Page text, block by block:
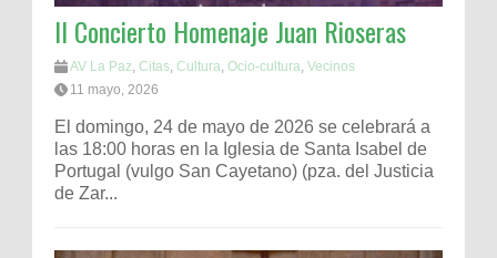
II Concierto Homenaje Juan Rioseras
AV La Paz, Citas, Cultura, Ocio-cultura, Vecinos
11 mayo, 2026
El domingo, 24 de mayo de 2026 se celebrará a
las 18:00 horas en la Iglesia de Santa Isabel de
Portugal (vulgo San Cayetano) (pza. del Justicia
de Zar...